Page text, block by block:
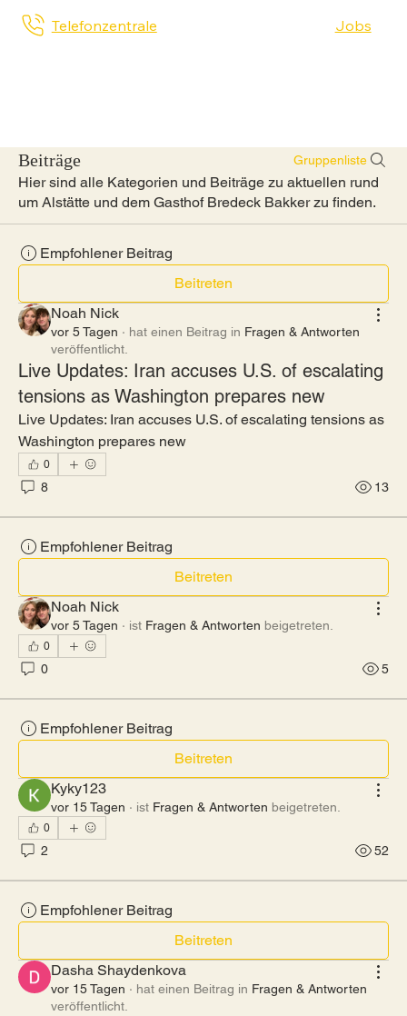
Telefonzentrale Jobs
Beiträge Gruppenliste
Hier sind alle Kategorien und Beiträge zu aktuellen rund
um Alstätte und dem Gasthof Bredeck Bakker zu finden.
Empfohlener Beitrag
Beitreten
Noah Nick
vor 5 Tagen · hat einen Beitrag in Fragen & Antworten
veröffentlicht.
Live Updates: Iran accuses U.S. of escalating
tensions as Washington prepares new
Live Updates: Iran accuses U.S. of escalating tensions as
Washington prepares new
0
8 13
Empfohlener Beitrag
Beitreten
Noah Nick
vor 5 Tagen · ist Fragen & Antworten beigetreten.
0
0 5
Empfohlener Beitrag
Beitreten
Kyky123
vor 15 Tagen · ist Fragen & Antworten beigetreten.
0
2 52
Empfohlener Beitrag
Beitreten
Dasha Shaydenkova
vor 15 Tagen · hat einen Beitrag in Fragen & Antworten
veröffentlicht.